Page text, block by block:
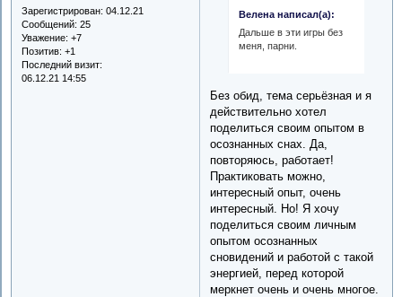
Зарегистрирован: 04.12.21
Сообщений: 25
Уважение: +7
Позитив: +1
Последний визит:
06.12.21 14:55
Велена написал(а):
Дальше в эти игры без
меня, парни.
Без обид, тема серьёзная и я
действительно хотел
поделиться своим опытом в
осознанных снах. Да,
повторяюсь, работает!
Практиковать можно,
интересный опыт, очень
интересный. Но! Я хочу
поделиться своим личным
опытом осознанных
сновидений и работой с такой
энергией, перед которой
меркнет очень и очень многое.